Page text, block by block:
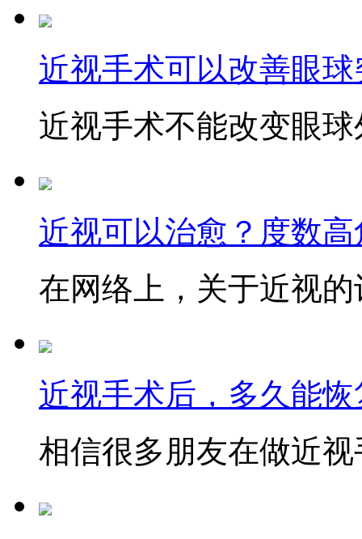
近视手术可以改善眼
近视手术不能改变眼
近视可以治愈？度数
在网络上，关于近视
近视手术后，多久能
相信很多朋友在做近